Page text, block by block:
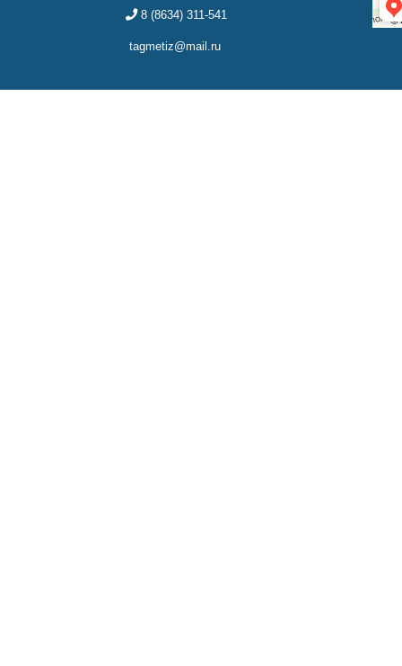
8 (8634) 311-541
tagmetiz@mail.ru